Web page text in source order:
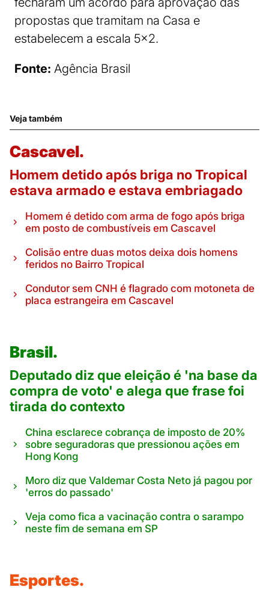
propostas que tramitam na Casa e
estabelecem a escala 5×2.
Fonte: Agência Brasil
Veja também
Cascavel.
Homem detido após briga no Tropical
estava armado e estava embriagado
Homem é detido com arma de fogo após briga
em posto de combustíveis em Cascavel
Colisão entre duas motos deixa dois homens
feridos no Bairro Tropical
Condutor sem CNH é flagrado com motoneta de
placa estrangeira em Cascavel
Brasil.
Deputado diz que eleição é 'na base da
compra de voto' e alega que frase foi
tirada do contexto
China esclarece cobrança de imposto de 20%
sobre seguradoras que pressionou ações em
Hong Kong
Moro diz que Valdemar Costa Neto já pagou por
'erros do passado'
Veja como fica a vacinação contra o sarampo
neste fim de semana em SP
Esportes.